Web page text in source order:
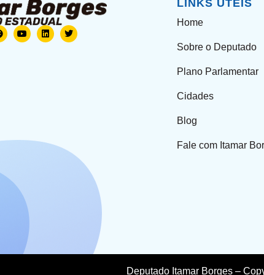
LINKS ÚTEIS
Home
Sobre o Deputado
Plano Parlamentar
Cidades
Blog
Fale com Itamar
Deputado Itamar Borges –